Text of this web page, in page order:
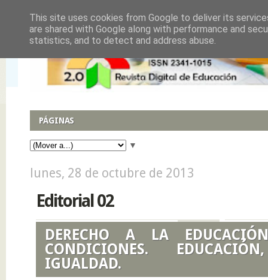
PÁGINAS
▼
lunes, 28 de octubre de 2013
Editorial 02
DERECHO A LA
CONDICIONES.
IGUALDAD.
This site uses cookies from Google to deliver its
are shared with Google along with performance and
statistics, and to detect and address abuse.